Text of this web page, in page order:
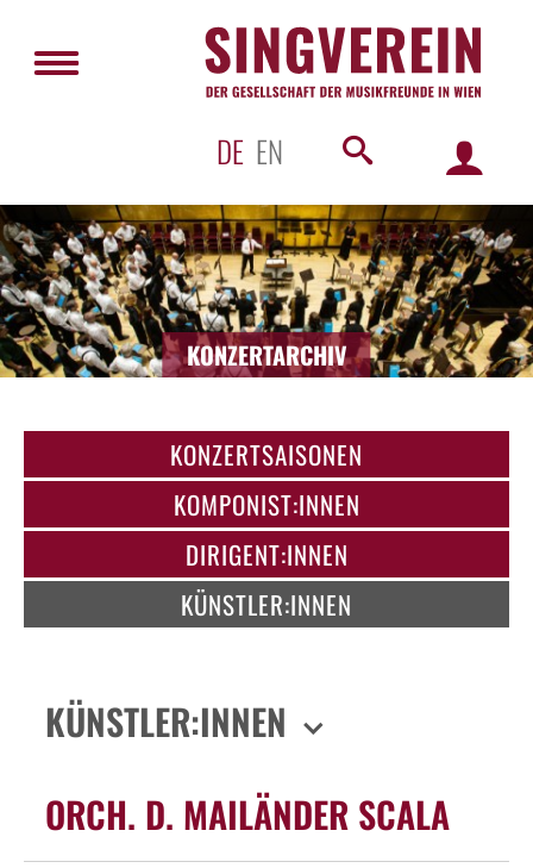
DE EN
KONZERTARCHIV
KONZERTSAISONEN
KOMPONIST:INNEN
DIRIGENT:INNEN
KÜNSTLER:INNEN
KÜNSTLER:INNEN
ORCH. D. MAILÄNDER SCALA